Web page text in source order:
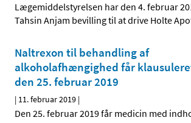
Lægemiddelstyrelsen har den 4. februar
Tahsin Anjam bevilling til at drive Holte
Naltrexon til behandling af
alkoholafhængighed får
den 25. februar 2019
| 11. februar 2019 |
Den 25. februar 2019 får medicin med